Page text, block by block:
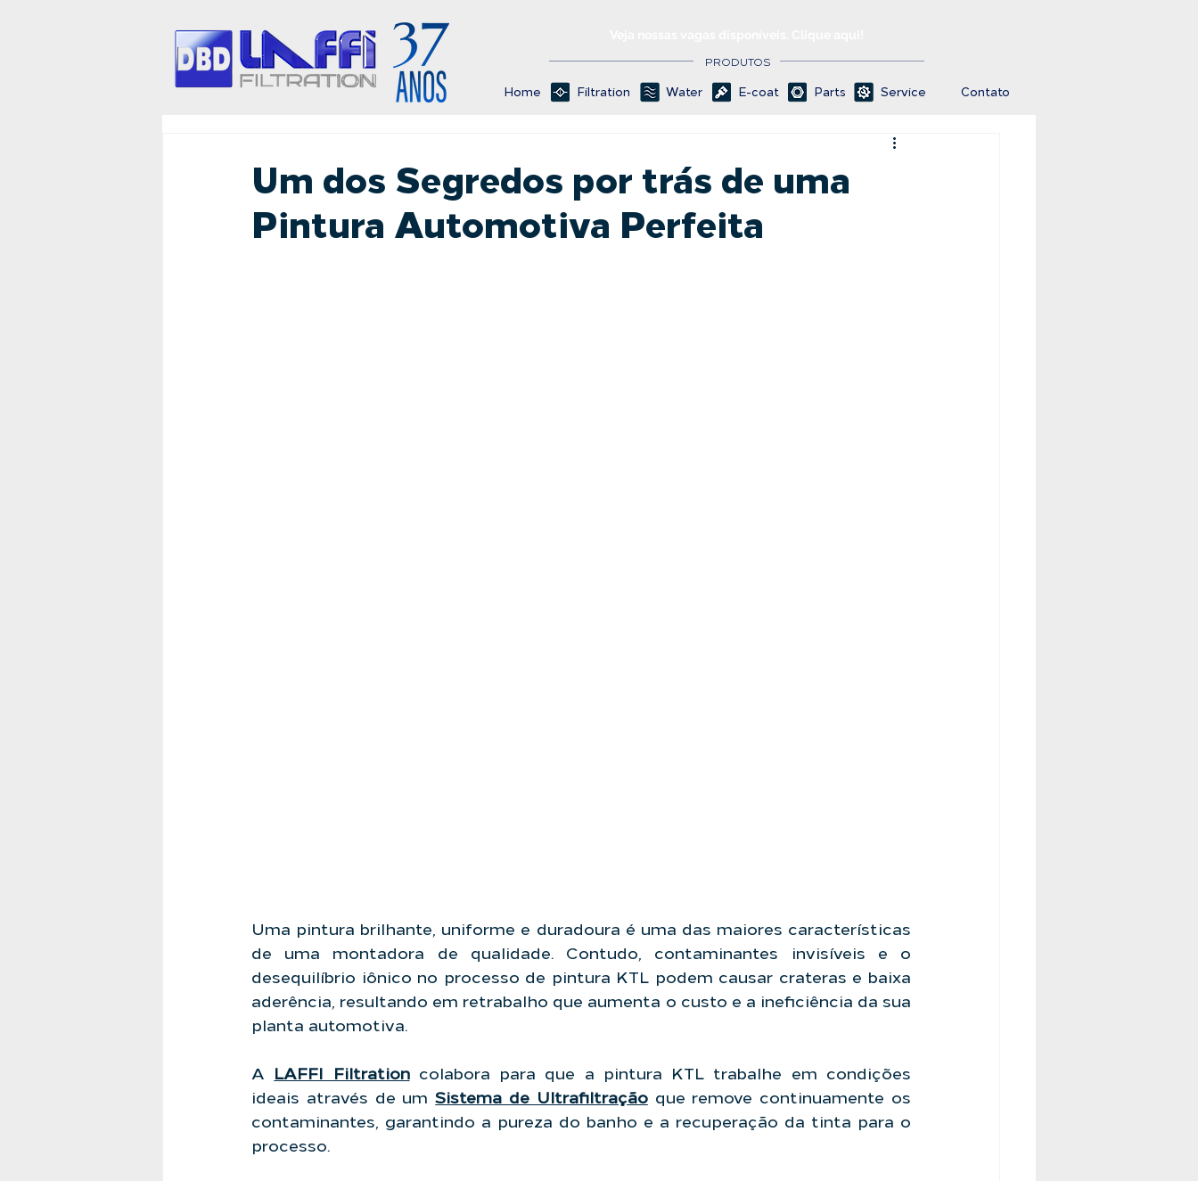
PRODUTOS
Home Filtration Water E-coat Parts Service Contato
Um dos Segredos por trás de uma
Pintura Automotiva Perfeita
Uma pintura brilhante, uniforme e duradoura é uma das maiores características
de uma montadora de qualidade. Contudo, contaminantes invisíveis e o
desequilíbrio iônico no processo de pintura KTL podem causar crateras e baixa
aderência, resultando em retrabalho que aumenta o custo e a ineficiência da sua
planta automotiva.
A LAFFI Filtration colabora para que a pintura KTL trabalhe em condições
ideais através de um Sistema de Ultrafiltração que remove continuamente os
contaminantes, garantindo a pureza do banho e a recuperação da tinta para o
processo.